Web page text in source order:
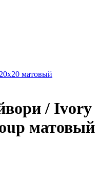
матовый
/ Ivory
матовый